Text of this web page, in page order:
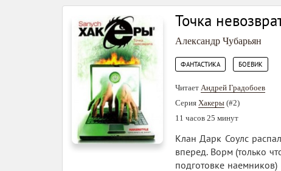
Точка
Александр Чубарьян
ФАНТАСТИКА БОЕВИК
Читает Андрей Градобоев
Серия Хакеры (#2)
11 часов 25 минут
Клан Дарк Соулс
вперед. Ворм (только
подготовке